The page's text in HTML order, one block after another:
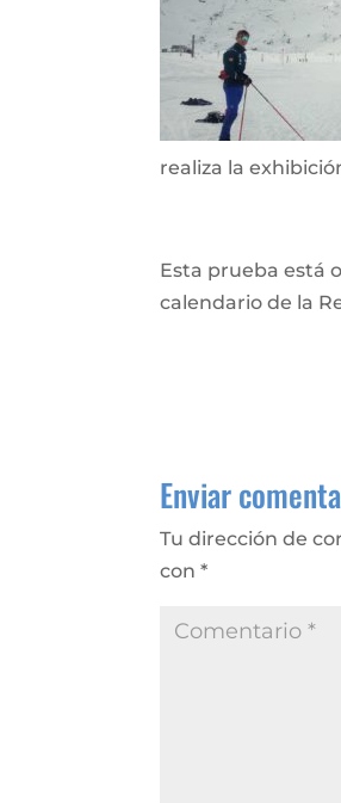
realiza la
Esta prueba está
calendario de la
Enviar
Tu dirección de
con*